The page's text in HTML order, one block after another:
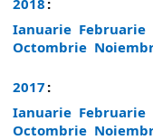
Ianuarie Februarie
Octombrie
2017 :
Ianuarie Februarie
Octombrie